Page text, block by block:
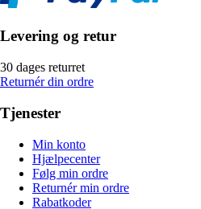
Levering og retur
30 dages returret
Returnér din ordre
Tjenester
Min konto
Hjælpecenter
Følg min ordre
Returnér min ordre
Rabatkoder